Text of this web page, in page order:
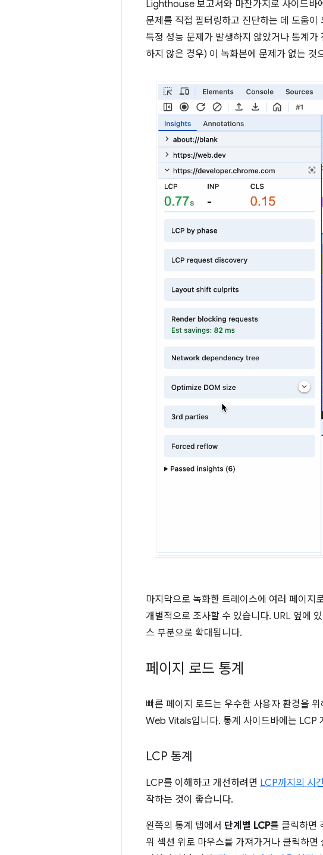
Lighthouse 보고서와 마찬가지로 사이드바
문제를 직접 필터링하고 진단하는 데 도움
특정 성능 문제가 발생하지 않았거나 통계
하지 않은 경우) 이 녹화본에 문제가 없는 것
마지막으로 녹화한 트레이스에 여러 페이지
개별적으로 조사할 수 있습니다. URL 옆에
스 부분으로 확대됩니다.
페이지 로드 통계
빠른 페이지 로드는 우수한 사용자 환경을 위
Web Vitals입니다. 통계 사이드바에는 LCP
LCP 통계
LCP를 이해하고 개선하려면 LCP까지의 시
작하는 것이 좋습니다.
왼쪽의 통계 탭에서 단계별 LCP를 클릭하면
위 섹션 위로 마우스를 가져가거나 클릭하